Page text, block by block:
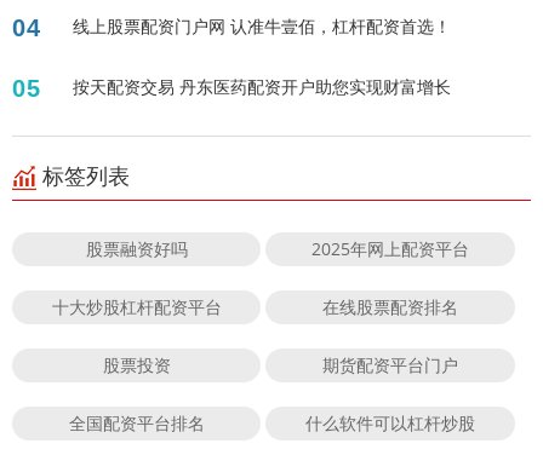
04 线上股票配资门户网 认准牛壹佰，杠杆配资首选！
05 按天配资交易 丹东医药配资开户助您实现财富增长
标签列表
股票融资好吗 2025年网上配资平台
十大炒股杠杆配资平台 在线股票配资排名
股票投资 期货配资平台门户
全国配资平台排名 什么软件可以杠杆炒股